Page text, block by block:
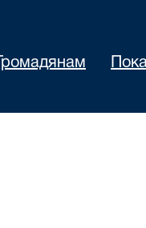
Громадянам